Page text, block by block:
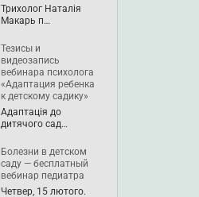
Трихолог Наталія
Макарь п…
Тезисы и
видеозапись
вебинара психолога
«Адаптация ребенка
к детскому садику»
Адаптація до
дитячого сад…
Болезни в детском
саду — бесплатный
вебинар педиатра
Четвер, 15 лютого.